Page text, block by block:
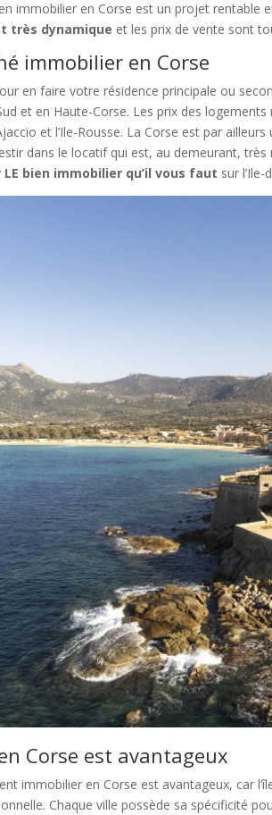
immobilier en Corse est un projet rentable
très dynamique et les prix de vente sont
immobilier en Corse
en faire votre résidence principale ou
et en Haute-Corse. Les prix des
et l’Ile-Rousse. La Corse est par
dans le locatif qui est, au demeurant,
bien immobilier qu’il vous faut sur l’Ile-
Corse est avantageux
immobilier en Corse est avantageux, car
Chaque ville possède sa spécificité